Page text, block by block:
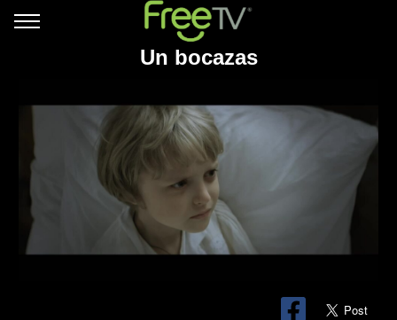
Un bocazas